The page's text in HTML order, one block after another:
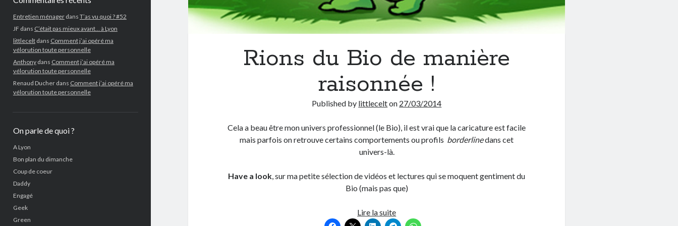
Entretien ménagerdans T’as vu quoi ? #52
JF dans C’était pas mieux avant… à Lyon
littleceltdans Comment j’ai opéré ma
vélorution toute personnelle
Anthonydans Comment j’ai opéré ma
vélorution toute personnelle
Renaud Ducherdans Comment j’ai opéré ma
vélorution toute personnelle
On parle de quoi ?
A Lyon
Bon plan du dimanche
Coup de coeur
Daddy
Engagé
Geek
Green
Rions du Bio de manière
raisonnée !
Published by littlecelton 27/03/2014
Cela a beau être mon univers professionnel (le Bio), il est vrai que la caricature est facile
mais parfois on retrouve certains comportements ou profils borderlinedans cet
univers-là.
Have a look , sur ma petite sélection de vidéos et lectures qui se moquent gentiment du
Bio (mais pas que)
Lire la suiteRions
du